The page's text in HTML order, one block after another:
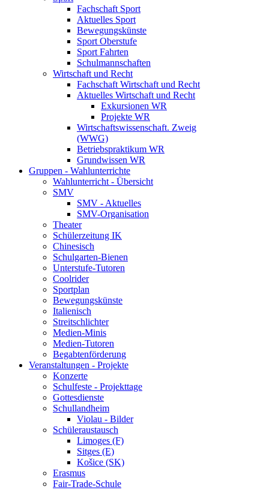
Fachschaft Sport
Aktuelles Sport
Bewegungskünste
Sport Oberstufe
Sport Fahrten
Schulmannschaften
Wirtschaft und Recht
Fachschaft Wirtschaft und Recht
Aktuelles Wirtschaft und Recht
Exkursionen WR
Projekte WR
Wirtschaftswissenschaft. Zweig
(WWG)
Betriebspraktikum WR
Grundwissen WR
Gruppen - Wahlunterrichte
Wahlunterricht - Übersicht
SMV
SMV - Aktuelles
SMV-Organisation
Theater
Schülerzeitung IK
Chinesisch
Schulgarten-Bienen
Unterstufe-Tutoren
Coolrider
Sportplan
Bewegungskünste
Italienisch
Streitschlichter
Medien-Minis
Medien-Tutoren
Begabtenförderung
Veranstaltungen - Projekte
Konzerte
Schulfeste - Projekttage
Gottesdienste
Schullandheim
Violau - Bilder
Schüleraustausch
Limoges (F)
Sitges (E)
Košice (SK)
Erasmus
Fair-Trade-Schule